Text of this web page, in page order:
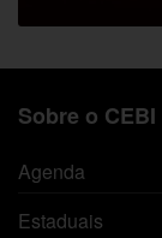
Sobre o CEBI
Agenda
Estaduais